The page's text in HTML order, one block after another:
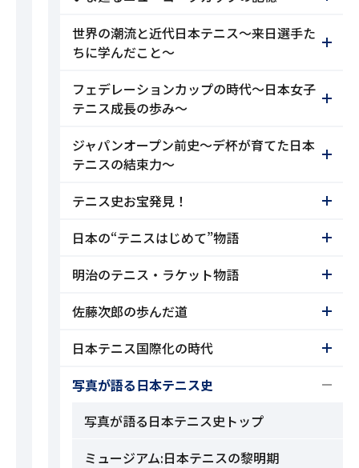
世界の潮流と近代日本テニス～来日選手た
ちに学んだこと～
フェデレーションカップの時代～日本女子
テニス成長の歩み～
ジャパンオープン前史～デ杯が育てた日本
テニスの結束力～
テニス史お宝発見！
日本の“テニスはじめて”物語
明治のテニス・ラケット物語
佐藤次郎の歩んだ道
日本テニス国際化の時代
写真が語る日本テニス史
写真が語る日本テニス史トップ
ミュージアム:日本テニスの黎明期